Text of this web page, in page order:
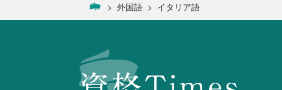
外国語 イタリア語